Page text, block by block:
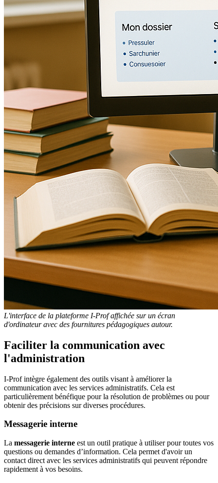
L'interface de la plateforme I-Prof affichée sur un écran
d'ordinateur avec des fournitures pédagogiques autour.
Faciliter la communication avec
l'administration
I-Prof intègre également des outils visant à améliorer la
communication avec les services administratifs. Cela est
particulièrement bénéfique pour la résolution de problèmes ou pour
obtenir des précisions sur diverses procédures.
Messagerie interne
La messagerie interne est un outil pratique à utiliser pour toutes vos
questions ou demandes d’information. Cela permet d'avoir un
contact direct avec les services administratifs qui peuvent répondre
rapidement à vos besoins.